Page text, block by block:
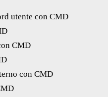
utente con CMD
CMD
con CMD